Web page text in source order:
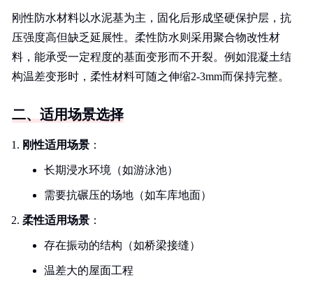
刚性防水材料以水泥基为主，固化后形成坚硬保护层，抗
压强度高但缺乏延展性。柔性防水则采用聚合物改性材
料，能承受一定程度的基面变形而不开裂。例如混凝土结
构温差变形时，柔性材料可随之伸缩2-3mm而保持完整。
二、适用场景选择
刚性适用场景 ：
长期浸水环境（如游泳池）
需要抗碾压的场地（如车库地面）
柔性适用场景 ：
存在振动的结构（如桥梁接缝）
温差大的屋面工程